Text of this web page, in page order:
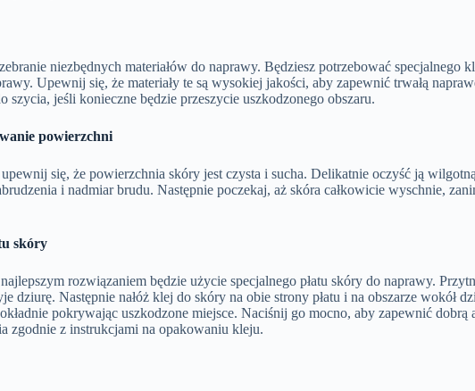
niezbędnych materiałów do naprawy. Będziesz potrzebować specjalnego
Upewnij się, że materiały te są wysokiej jakości, aby zapewnić trwałą
jeśli konieczne będzie przeszycie uszkodzonego obszaru.
powierzchni
się, że powierzchnia skóry jest czysta i sucha. Delikatnie oczyść ją
i nadmiar brudu. Następnie poczekaj, aż skóra całkowicie wyschnie,
skóry
rozwiązaniem będzie użycie specjalnego płatu skóry do naprawy.
dziurę. Następnie nałóż klej do skóry na obie strony płatu i na obszarze wokół
pokrywając uszkodzone miejsce. Naciśnij go mocno, aby zapewnić dobrą
zgodnie z instrukcjami na opakowaniu kleju.